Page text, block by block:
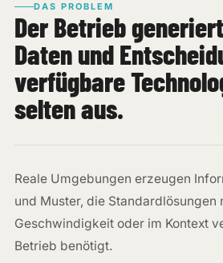
DAS PROBLEM
Der Betrieb
Daten und
verfügbare
selten aus.
Reale Umgebungen erzeugen
und Muster, die Standardlösungen
Geschwindigkeit oder im Kontext
Betrieb benötigt.